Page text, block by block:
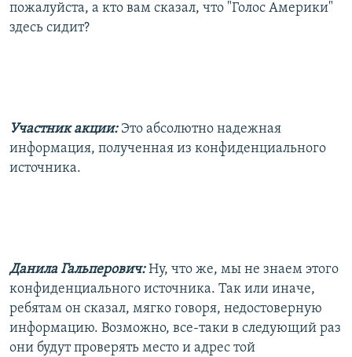
пожалуйста, а кто вам сказал, что "Голос Америки"
здесь сидит?
Участник акции: Это абсолютно надежная
информация, полученная из конфиденциального
источника.
Данила Гальперович: Ну, что же, мы не знаем этого
конфиденциального источника. Так или иначе,
ребятам он сказал, мягко говоря, недостоверную
информацию. Возможно, все-таки в следующий раз
они будут проверять место и адрес той